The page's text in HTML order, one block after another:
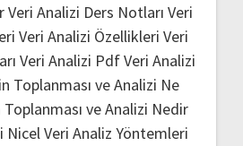
Veri Analizi Ders Notları Veri
Veri Analizi Özellikleri Veri
Veri Analizi PdfVeri Analizi
Toplanması ve Analizi Ne
ve Analizi Nedir
Nicel Veri Analiz Yöntemleri